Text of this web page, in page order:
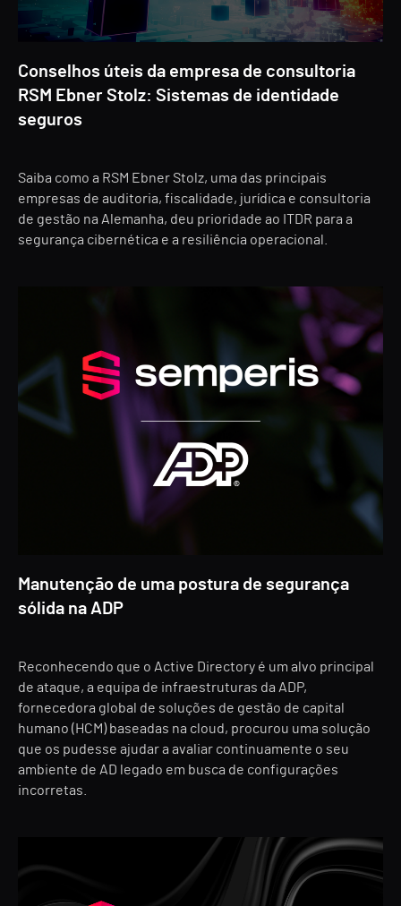
Conselhos úteis da empresa de consultoria
RSM Ebner Stolz: Sistemas de identidade
seguros
Saiba como a RSM Ebner Stolz, uma das principais
empresas de auditoria, fiscalidade, jurídica e consultoria
de gestão na Alemanha, deu prioridade ao ITDR para a
segurança cibernética e a resiliência operacional.
Manutenção de uma postura de segurança
sólida na ADP
Reconhecendo que o Active Directory é um alvo principal
de ataque, a equipa de infraestruturas da ADP,
fornecedora global de soluções de gestão de capital
humano (HCM) baseadas na cloud, procurou uma solução
que os pudesse ajudar a avaliar continuamente o seu
ambiente de AD legado em busca de configurações
incorretas.